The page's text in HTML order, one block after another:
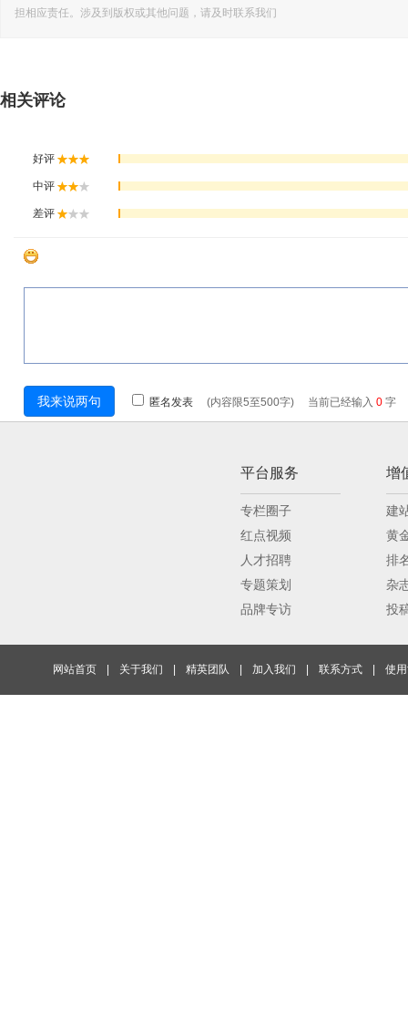
担相应责任。涉及到版权或其他问题，请及时联系我们
相关评论
平台服务
专栏圈子
红点视频
人才招聘
专题策划
品牌专访
增
建
黄
排
杂
投
网站首页 关于我们 精英团队 加入我们 联系方式 使